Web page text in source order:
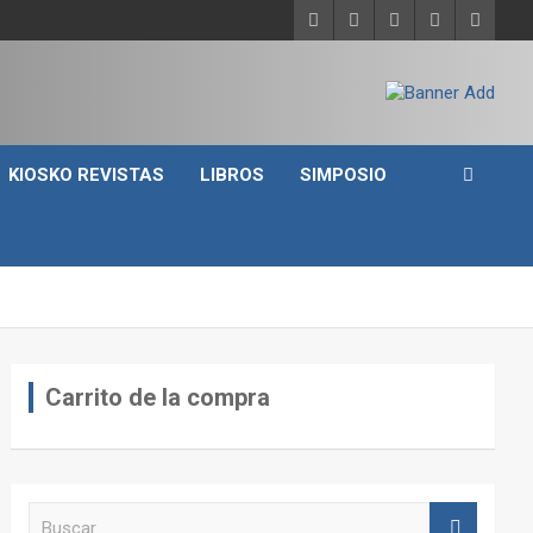
KIOSKO REVISTAS LIBROS SIMPOSIO
Carrito de la compra